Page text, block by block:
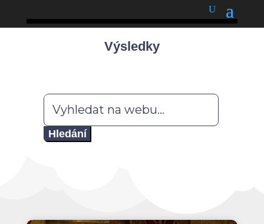
Výsledky
Hledat: